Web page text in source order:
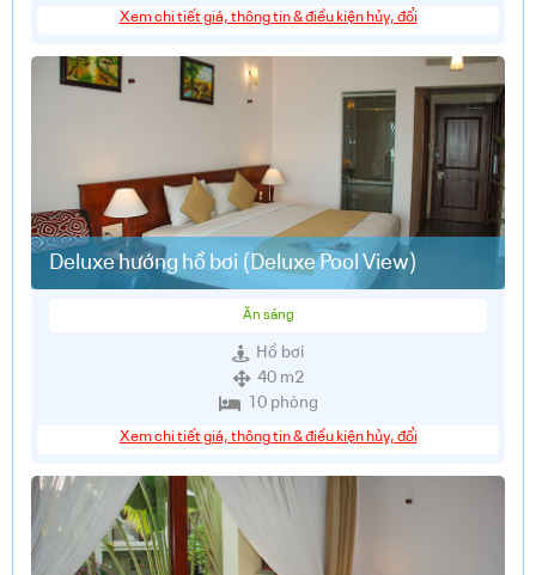
Xem chi tiết giá, thông tin & điều kiện hủy, đổi
Ăn sáng
Deluxe hướng hồ bơi (Deluxe Pool View)
Hồ bơi
40 m2
10 phòng
Xem chi tiết giá, thông tin & điều kiện hủy, đổi